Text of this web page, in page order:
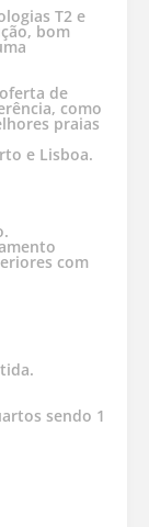
T2 e
bom
de
como
praias
e Lisboa.
com
sendo 1